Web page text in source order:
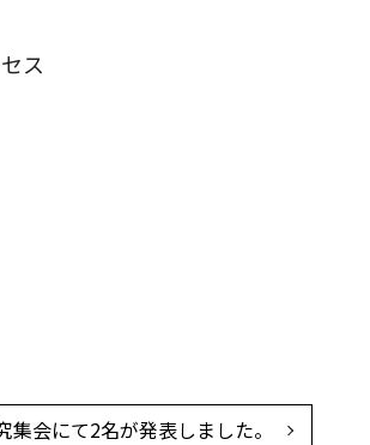
ス
集会にて2名が発表しました。